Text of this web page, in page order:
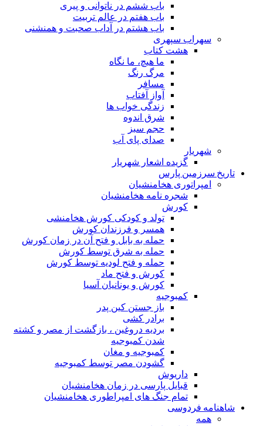
باب ششم در ناتوانى و پیرى
باب هفتم در عالم تربیت
باب هشتم در آداب صحبت و همنشنى
سهراب سپهری
هشت کتاب
ما هیچ، ما نگاه
مرگ رنگ
مسافر
آواز آفتاب
زندگی خواب ها
شرق اندوه
حجم سبز
صدای پای آب
شهریار
گزیده اشعار شهریار
تاریخ سرزمین پارس
امپراتوری هخامنشیان
شجره نامه هخامنشیان
کورش
تولد و کودکی کورش هخامنشی
همسر و فرزندان کورش
حمله به بابل و فتح آن در زمان کورش
حمله به شرق توسط کورش
حمله و فتح لودیه توسط کورش
کورش و فتح ماد
کورش و یونانیان آسیا
کمبوجیه
باز جستن کین پدر
برادر کشی
بردیه دروغین ، بازگشت از مصر و کشته
شدن کمبوجیه
کمبوجیه و مغان
گشودن مصر توسط کمبوجیه
داریوش
قبایل پارسی در زمان هخامنشیان
تمام جنگ های امپراطوری هخامنشیان
شاهنامه فردوسی
همه